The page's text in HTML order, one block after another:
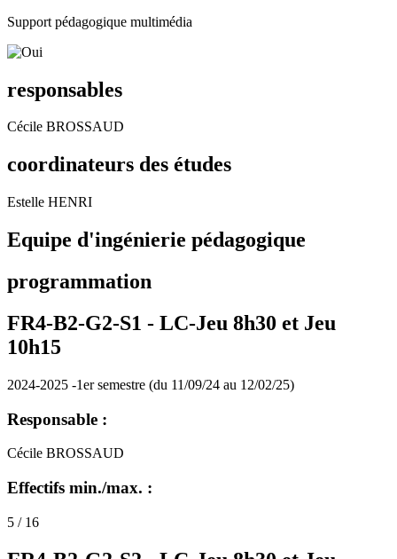
Support pédagogique multimédia
responsables
Cécile BROSSAUD
coordinateurs des études
Estelle HENRI
Equipe d'ingénierie pédagogique
programmation
FR4-B2-G2-S1 - LC-Jeu 8h30 et Jeu
10h15
2024-2025 -1er semestre (du 11/09/24 au 12/02/25)
Responsable :
Cécile BROSSAUD
Effectifs min./max. :
5 / 16